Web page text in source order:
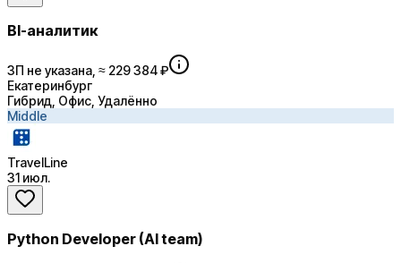
BI-аналитик
ЗП не указана, ≈ 229 384 ₽
Екатеринбург
Гибрид, Офис, Удалённо
Middle
TravelLine
31 июл.
Python Developer (AI team)